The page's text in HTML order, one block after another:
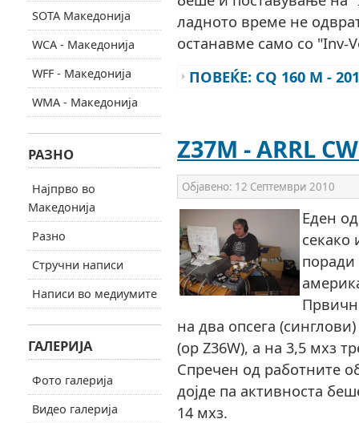
ладното време не
останавме само со "Inv-
ПОВЕЌЕ: CQ 160 M -
Z37M - ARRL
Објавено: 12 Септември 2010
Еден
секако
поради
на два опсега
(op Z36W), а на 3,5 мхз
Спречен од работните
дојде па активноста
14 мхз.
SOTA Македонија
WCA - Македонија
WFF - Македонија
WMA - Македонија
РАЗНО
Најпрво во
Македонија
Разно
Стручни написи
Написи во медиумите
ГАЛЕРИЈА
Фото галерија
Видео галерија